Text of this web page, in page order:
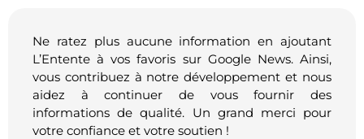
Ne ratez plus aucune information en ajoutant
L’Entente à vos favoris sur Google News. Ainsi,
vous contribuez à notre développement et nous
aidez à continuer de vous fournir des
informations de qualité. Un grand merci pour
votre confiance et votre soutien !